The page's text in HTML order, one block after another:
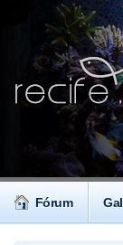
Fórum